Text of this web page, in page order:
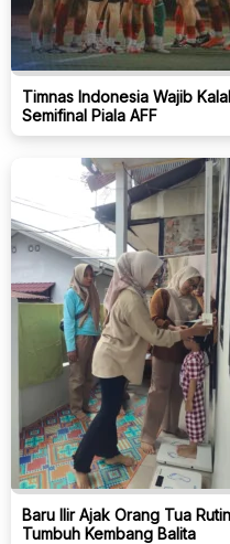
Timnas Indonesia Wajib
Semifinal Piala AFF
Baru Ilir Ajak Orang Tua
Tumbuh Kembang Balita